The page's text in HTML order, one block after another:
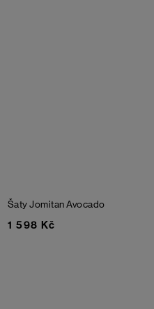
Šaty JomitanAvocado
1 598 Kč